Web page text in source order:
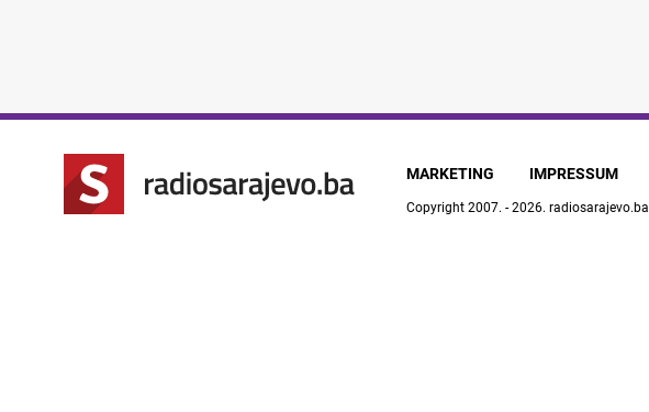
MARKETING IMPRESSUM
Copyright 2007. - 2026. radiosarajevo.ba